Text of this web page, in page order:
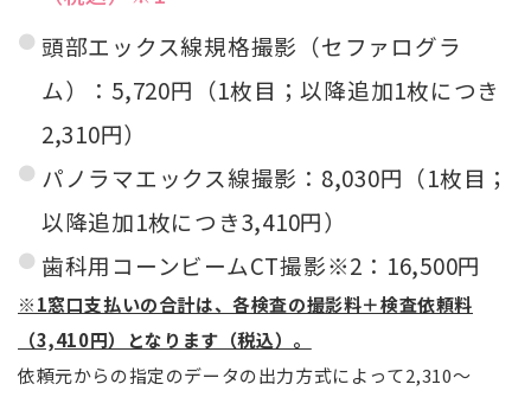
頭部エックス線規格撮影（セファログラ
ム）：5,720円（1枚目；以降追加1枚につき
2,310円）
パノラマエックス線撮影：8,030円（1枚目；
以降追加1枚につき3,410円）
歯科用コーンビームCT撮影※2：16,500円
※1窓口支払いの合計は、各検査の撮影料＋検査依頼料
（3,410円）となります（税込）。
依頼元からの指定のデータの出力方式によって2,310〜